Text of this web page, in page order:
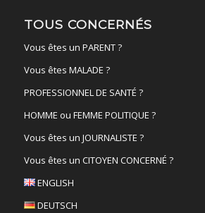
TOUS CONCERNÉS
Vous êtes un PARENT ?
Vous êtes MALADE ?
PROFESSIONNEL DE SANTÉ ?
HOMME ou FEMME POLITIQUE ?
Vous êtes un JOURNALISTE ?
Vous êtes un CITOYEN CONCERNÉ ?
ENGLISH
DEUTSCH